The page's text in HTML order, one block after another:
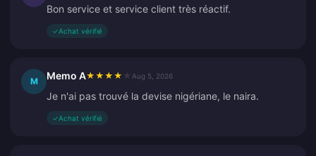
Bon service et service client très réactif.
✓Achat vérifié
M Memo A★ ★ ★ ★ Aug 5, 2026
Je n'ai pas trouvé la devise nigériane, le naira.
✓Achat vérifié